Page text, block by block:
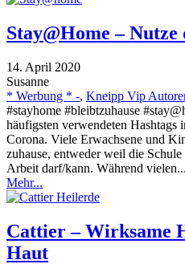
Stay@Home –
14. April 2020
Susanne
* Werbung * -, Kneipp Vip
#stayhome #bleibtzuhause
häufigsten verwendeten Hashtags
Corona. Viele Erwachsene und
zuhause, entweder weil die
Arbeit darf/kann. Während vielen...
Mehr...
Cattier – Wirksame
Haut